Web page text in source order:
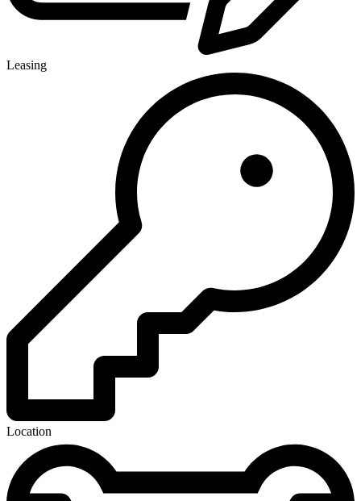
Leasing
Location